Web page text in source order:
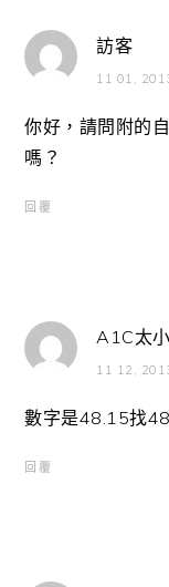
訪客
11 01,
你好，請問附的
嗎？
回覆
A1C太小
11 12,
數字是48.15找
回覆